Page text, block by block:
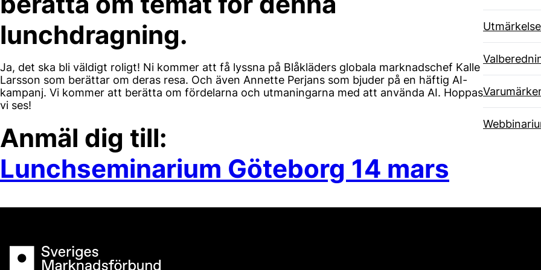
lunchdragning.
Ja, det ska bli väldigt roligt! Ni kommer att få lyssna på Blåkläders globala marknadschef Kalle
Larsson som berättar om deras resa. Och även Annette Perjans som bjuder på en häftig AI-
kampanj. Vi kommer att berätta om fördelarna och utmaningarna med att använda AI. Hoppas
vi ses!
Anmäl dig till:
Lunchseminarium Göteborg 14 mars
Sveriges Marknadsförbund